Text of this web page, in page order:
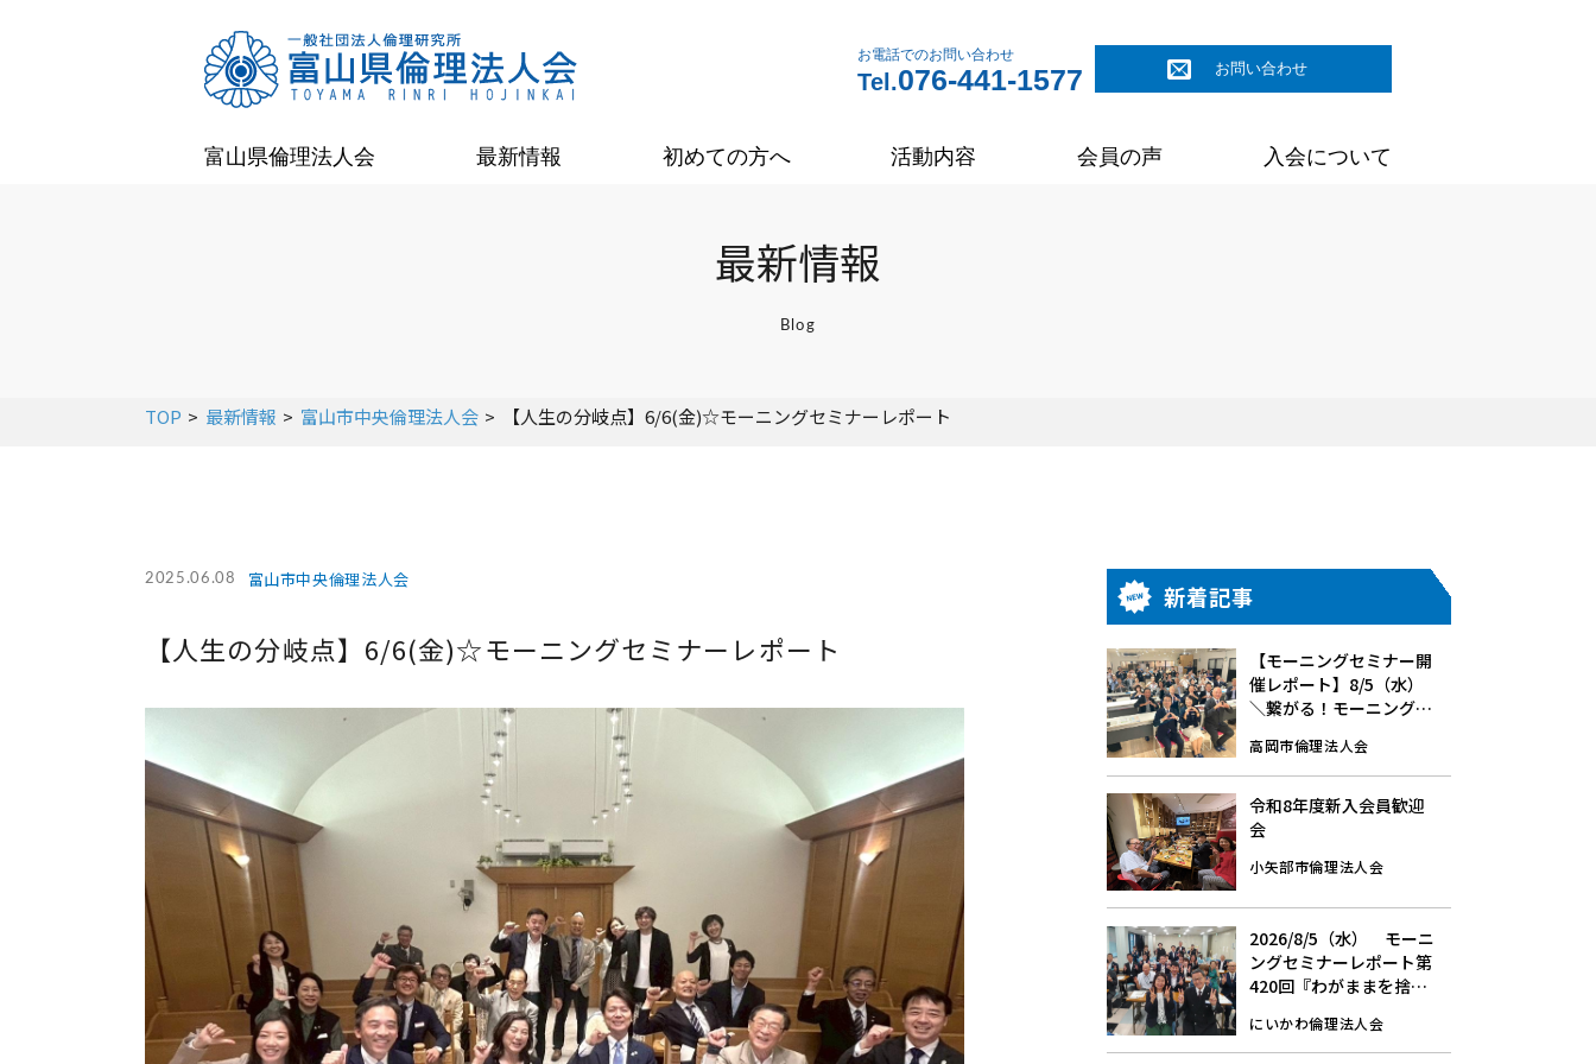
お問い合わせ
お電話でのお問い合わせ
Tel.076-441-1577
富山県倫理法人会 最新情報 初めての方へ 活動内容 会員の声 入会について
最新情報
Blog
TOP 最新情報 富山市中央倫理法人会 【人生の分岐点】6/6(金)☆モーニングセミナーレポート
2025.06.08 富山市中央倫理法人会
【人生の分岐点】6/6(金)☆モーニングセミナーレポート
新着記事
【モーニングセミナー開
催レポート】8/5（水）
＼繋がる！モーニングセ
牧 慎一 氏
高岡市倫理法人会
令和8年度新入会員歓迎
会
小矢部市倫理法人会
2026/8/5（水） モーニ
ングセミナーレポート第
420回『わがままを捨て
にいかわ倫理法人会